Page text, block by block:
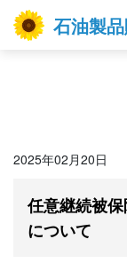
Skip
石油製
2025年02月20日
任意継続被
について